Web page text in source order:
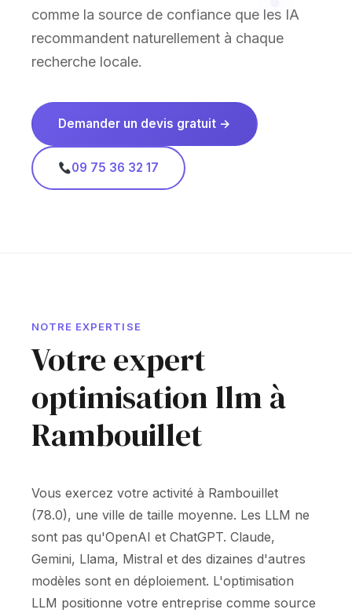
comme la source de confiance que les IA
recommandent naturellement à chaque
recherche locale.
Demander un devis gratuit →
09 75 36 32 17
NOTRE EXPERTISE
Votre expert
optimisation llm à
Rambouillet
Vous exercez votre activité à Rambouillet
(78.0), une ville de taille moyenne. Les LLM ne
sont pas qu'OpenAI et ChatGPT. Claude,
Gemini, Llama, Mistral et des dizaines d'autres
modèles sont en déploiement. L'optimisation
LLM positionne votre entreprise comme source